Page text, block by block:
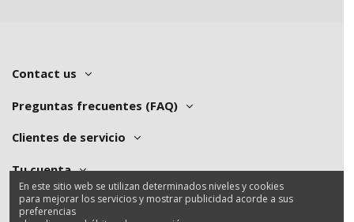
Contact us
Preguntas frecuentes (FAQ)
Clientes de servicio
Tu cuenta
En este sitio web se utilizan determinados niveles y cookies
para mejorar los servicios y mostrar publicidad acorde a sus
preferencias